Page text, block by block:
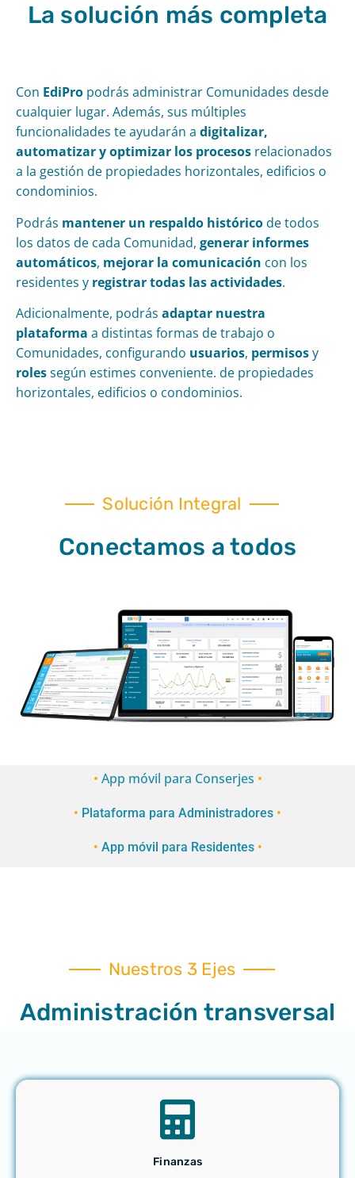
La solución más completa​
Con EdiPro podrás administrar Comunidades desde
cualquier lugar. Además, sus múltiples
funcionalidades te ayudarán a digitalizar,
automatizar yoptimizar los procesos relacionados
a la gestión de propiedades horizontales, edificios o
condominios.
Podrás mantener un respaldo históricode todos
los datos de cada Comunidad, generar informes
automáticos, mejorar la comunicación con los
residentes y registrar todas las actividades.
Adicionalmente, podrás adaptar nuestra
plataforma a distintas formas de trabajo o
Comunidades, configurando usuarios, permisosy
rolessegún estimes conveniente. de propiedades
horizontales, edificios o condominios.
Solución Integral​
Conectamos a todos​
• App móvil para Conserjes •
• Plataforma para Administradores •
• App móvil para Residentes •
Nuestros 3 Ejes
Administración transversal​
Finanzas